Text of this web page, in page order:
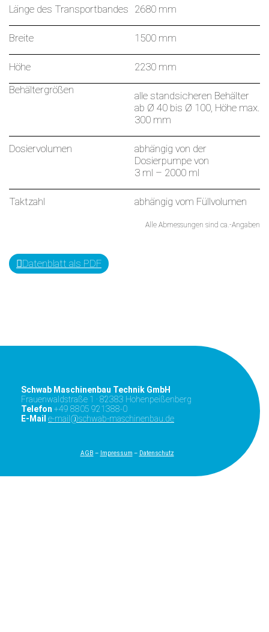
Länge des ​Transportbandes 2680 mm
Breite 1500 mm
Höhe
2230 mm
Behältergrößen
alle standsicheren Behälter
ab Ø 40 bis Ø 100, Höhe max.
300 mm
Dosiervolumen
abhängig von der
Dosierpumpe von
3 ml – 2000 ml
Taktzahl abhängig vom Füllvolumen
Alle Abmessungen sind ca.-Angaben
Datenblatt als PDF
Schwab Maschinenbau Technik GmbH
Frauenwaldstraße 1 · 82383 Hohenpeißenberg
Telefon +49 8805 921388-0
E-Mail e-mail@schwab-maschinenbau.de
AGB – Impressum – Datenschutz